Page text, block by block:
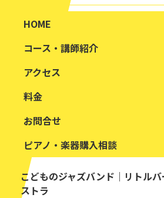
HOME
コース・講師紹介
アクセス
料金
お問合せ
ピアノ・楽器購入相談
こどものジャズバンド｜リトル
ストラ